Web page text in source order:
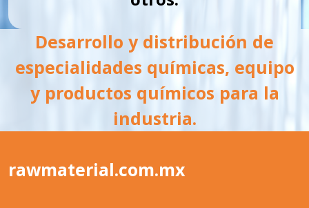
Desarrollo y distribución de
especialidades químicas, equipo
y productos químicos para la
industria.
rawmaterial.com.mx